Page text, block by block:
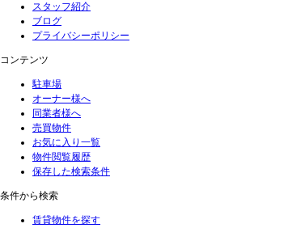
スタッフ紹介
ブログ
プライバシーポリシー
コンテンツ
駐車場
オーナー様へ
同業者様へ
売買物件
お気に入り一覧
物件閲覧履歴
保存した検索条件
条件から検索
賃貸物件を探す